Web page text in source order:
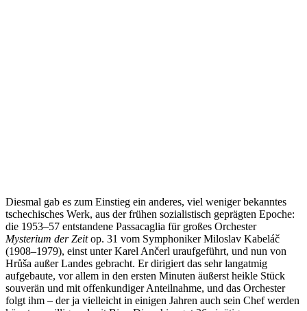
Diesmal gab es zum Einstieg ein anderes, viel weniger bekanntes
tschechisches Werk, aus der frühen sozialistisch geprägten Epoche:
die 1953–57 entstandene Passacaglia für großes Orchester
Mysterium der Zeitop. 31 vom Symphoniker Miloslav Kabeláč
(1908–1979), einst unter Karel Ančerl uraufgeführt, und nun von
Hrůša außer Landes gebracht. Er dirigiert das sehr langatmig
aufgebaute, vor allem in den ersten Minuten äußerst heikle Stück
souverän und mit offenkundiger Anteilnahme, und das Orchester
folgt ihm – der ja vielleicht in einigen Jahren auch sein Chef werden